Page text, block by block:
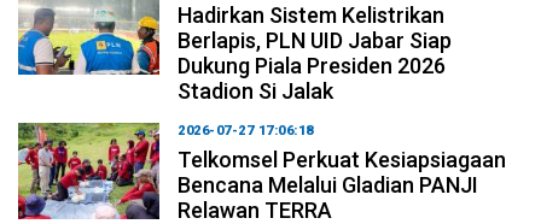
Hadirkan Sistem Kelistrikan
Berlapis, PLN UID Jabar Siap
Dukung Piala Presiden 2026
Stadion Si Jalak
2026-07-27 17:06:18
Telkomsel Perkuat Kesiapsiagaan
Bencana Melalui Gladian PANJI
Relawan TERRA